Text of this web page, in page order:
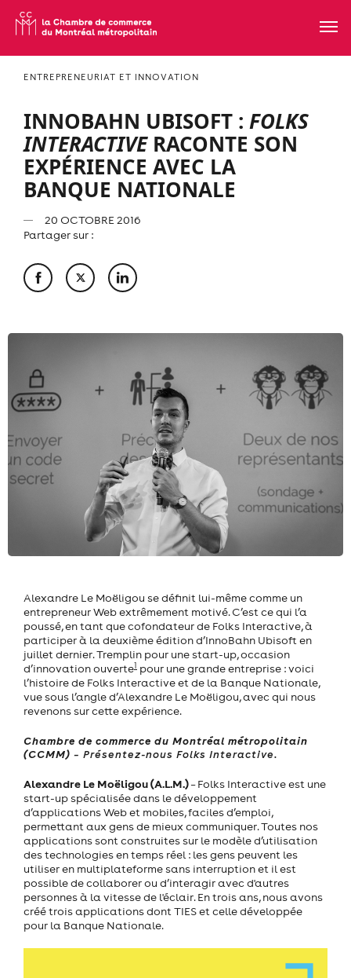
ENTREPRENEURIAT ET INNOVATION
INNOBAHN UBISOFT : FOLKS
INTERACTIVERACONTE SON
EXPÉRIENCE AVEC LA
BANQUE NATIONALE
20 OCTOBRE 2016
Partager sur :
Alexandre Le Moëligou se définit lui-même comme un
entrepreneur Web extrêmement motivé. C’est ce qui l’a
poussé, en tant que cofondateur de Folks Interactive, à
participer à la deuxième édition d’InnoBahn Ubisoft en
juillet dernier. Tremplin pour une start-up, occasion
d’innovation ouverte1 pour une grande entreprise : voici
l’histoire de Folks Interactive et de la Banque Nationale,
vue sous l’angle d’Alexandre Le Moëligou, avec qui nous
revenons sur cette expérience.
Chambre de commerce du Montréal métropolitain
(CCMM) – Présentez-nous Folks Interactive.
Alexandre Le Moëligou (A.L.M.)– Folks Interactive est une
start-up spécialisée dans le développement
d’applications Web et mobiles, faciles d’emploi,
permettant aux gens de mieux communiquer. Toutes nos
applications sont construites sur le modèle d’utilisation
des technologies en temps réel : les gens peuvent les
utiliser en multiplateforme sans interruption et il est
possible de collaborer ou d’interagir avec d'autres
personnes à la vitesse de l'éclair. En trois ans, nous avons
créé trois applications dont TIES et celle développée
pour la Banque Nationale.